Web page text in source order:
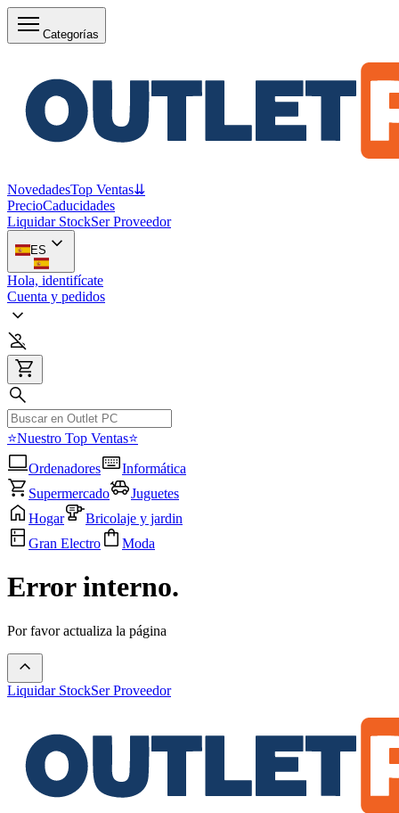
Categorías
NovedadesTop Ventas⇊
PrecioCaducidades
Liquidar StockSer Proveedor
ES
Hola, identifícate
Cuenta y pedidos
⭐Nuestro Top Ventas⭐
Ordenadores
Informática
Supermercado
Juguetes
Hogar
Bricolaje y jardin
Gran Electro
Moda
Error interno.
Por favor actualiza la página
Liquidar StockSer Proveedor